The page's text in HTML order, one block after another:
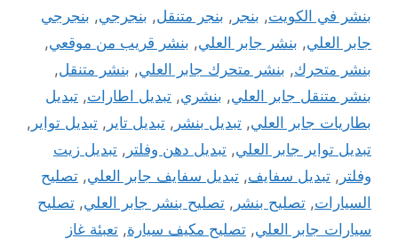
بنشر في الكويت, بنجر , بنجر متنقل, بنجرجي, بنجرجي
جابر العلي, بنشر جابر العلي, بنشر قريب من موقعي,
بنشر متحرك, بنشر متحرك جابر العلي, بنشر متنقل,
بنشر متنقل جابر العلي, بنشري, تبديل اطارات, تبديل
بطاريات جابر العلي, تبديل بنشر , تبديل تاير , تبديل تواير ,
تبديل تواير جابر العلي, تبديل دهن وفلتر , تبديل زيت
وفلتر , تبديل سفايف, تبديل سفايف جابر العلي, تصليح
السيارات, تصليح بنشر , تصليح بنشر جابر العلي, تصليح
سيارات جابر العلي, تصليح مكيف سيارة, تعبئة غاز